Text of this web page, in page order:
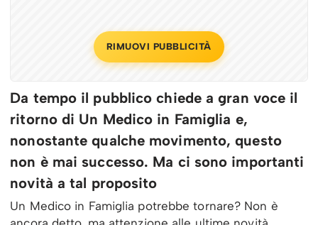
RIMUOVI PUBBLICITÀ
Da tempo il pubblico chiede a gran voce il
ritorno di Un Medico in Famiglia e,
nonostante qualche movimento, questo
non è mai successo. Ma ci sono importanti
novità a tal proposito
Un Medico in Famiglia potrebbe tornare? Non è